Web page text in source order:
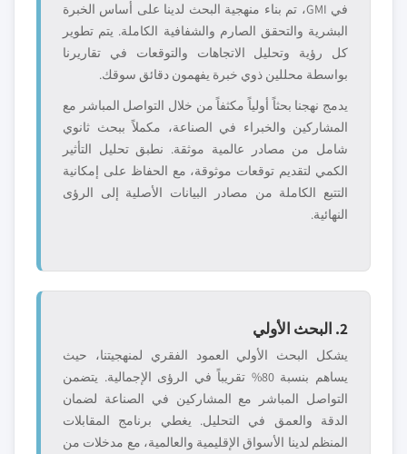
في GMI، تم بناء منهجية البحث لدينا على أساس الخبرة
البشرية والتحقق الصارم والشفافية الكاملة. يتم تطوير
كل رؤية وتحليل الاتجاهات والتوقعات في تقاريرنا
بواسطة محللين ذوي خبرة يفهمون دقائق سوقك.
يدمج نهجنا بحثاً أولياً مكثفاً من خلال التواصل المباشر مع
المشاركين والخبراء في الصناعة، مكملاً ببحث ثانوي
شامل من مصادر عالمية موثقة. نطبق تحليل التأثير
الكمي لتقديم توقعات موثوقة، مع الحفاظ على إمكانية
التتبع الكاملة من مصادر البيانات الأصلية إلى الرؤى
النهائية.
2. البحث الأولي
يشكل البحث الأولي العمود الفقري لمنهجيتنا، حيث
يساهم بنسبة 80% تقريباً في الرؤى الإجمالية. يتضمن
التواصل المباشر مع المشاركين في الصناعة لضمان
الدقة والعمق في التحليل. يغطي برنامج المقابلات
المنظم لدينا الأسواق الإقليمية والعالمية، مع مدخلات من